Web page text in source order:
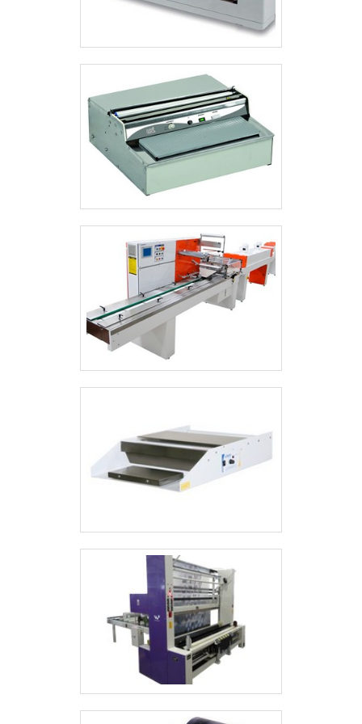
automação para a indústria segura, acha
a MP MaquinaPack. Com grande know-
how focado em soluções para
embalagens e projetos especiais,
oferecendo sempre a melhor opção para
o cliente final.Não obstante, quando se
fala em automação para indústrias, na
essência da empresa a mesma deve
prezar pelos produtos e serviços com
ótima qualidade e excelente custo-
benefício, detalhes primordiais que são
deixados de lado por muitas empresas
que não focam na fidelização do
cliente.Além disso, é de suma
importância pesquisar sobre a
responsabilidade da companhia a ser
contratada, a fim de evitar prejuízos
financeiros e possíveis problemas
materiais. Isso garante a efetividade de
qualificações construídas pela empresa
focar suas ações no resultado final tendo
escritório de alta qualidade onde são
realizadas as atividades e equipamentos
equipe multidisciplinar de consultores
associados eficientes, fecha todo o ciclo
de entrega com excelência para toda
carteira de clientes.AUTOMAÇÃO PARA
INDÚSTRIA COM A MELHOR
QUALIDADENa MP MaquinaPack
existem as melhores condições para
quem deseja achar o que precisa para
automação para indústria. Pode-se
encontrar uma grande variedade no